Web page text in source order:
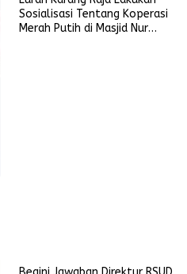
Sosialisasi Tentang Koperasi
Merah Putih di Masjid Nur